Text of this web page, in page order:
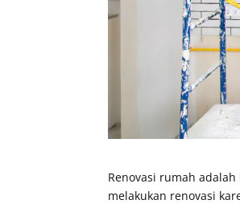
Renovasi rumah
melakukan renovasi